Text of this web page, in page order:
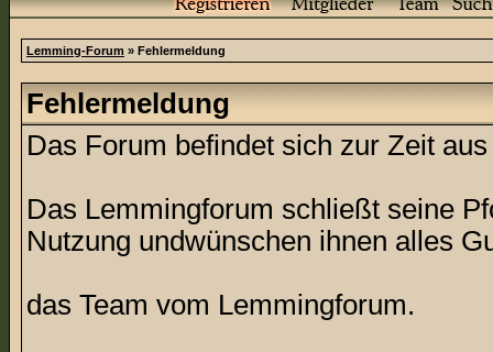
Lemming-Forum » Fehlermeldung
Fehlermeldung
Das Forum befindet sich zur Zeit
Das Lemmingforum schließt seine
Nutzung undwünschen ihnen alles
das Team vom Lemmingforum.